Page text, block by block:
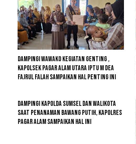
Dampingi Wawako Kegiatan Genting ,
Kapolsek Pagar Alam Utara Iptu M Dea
Fajrul Falah Sampaikan Hal Penting Ini
Dampingi Kapolda Sumsel Dan Walikota
Saat Penanaman Bawang Putih, Kapolres
Pagar Alam Sampaikan Hal Ini